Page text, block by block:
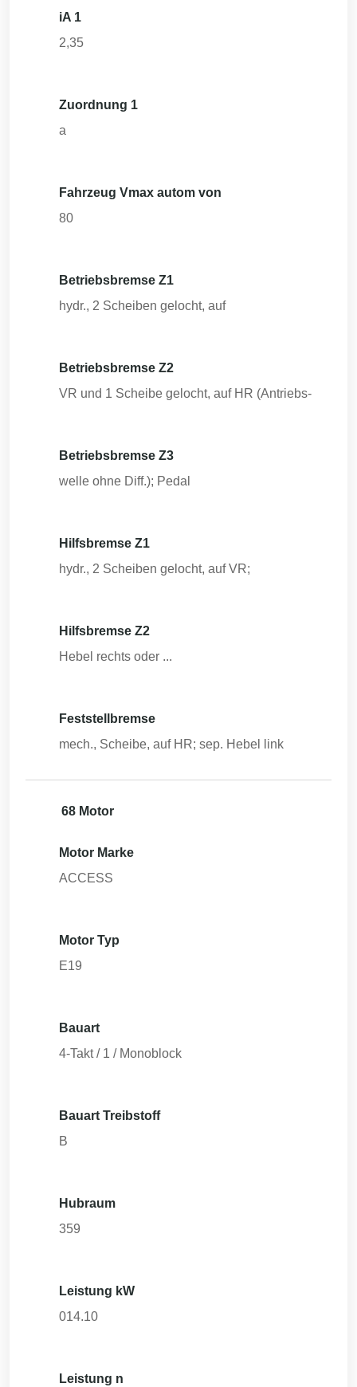
iA 1
2,35
Zuordnung 1
a
Fahrzeug Vmax autom von
80
Betriebsbremse Z1
hydr., 2 Scheiben gelocht, auf
Betriebsbremse Z2
VR und 1 Scheibe gelocht, auf HR (Antriebs-
Betriebsbremse Z3
welle ohne Diff.); Pedal
Hilfsbremse Z1
hydr., 2 Scheiben gelocht, auf VR;
Hilfsbremse Z2
Hebel rechts oder ...
Feststellbremse
mech., Scheibe, auf HR; sep. Hebel link
68 Motor
Motor Marke
ACCESS
Motor Typ
E19
Bauart
4-Takt / 1 / Monoblock
Bauart Treibstoff
B
Hubraum
359
Leistung kW
014.10
Leistung n